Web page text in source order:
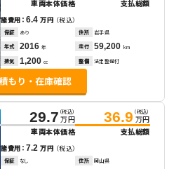
車両本体価格
支払総額
諸費用：6.4万円 （税込）
保証 あり 住所 岩手県
年式 2016 年 走行 59,200 km
排気 1,200 cc 整備 法定整備付
29.7 （税込）
万円
車両本体価格
36.9 （税込）
万円
支払総額
諸費用：7.2万円 （税込）
保証 なし 住所 岡山県